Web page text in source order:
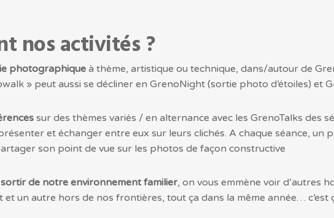
nos activités ?
photographiqueà thème, artistique ou technique, dans/autour de
» peut aussi se décliner en GrenoNight (sortie photo d’étoiles)
sur des thèmes variés / en alternance avec les GrenoTalks des
et échanger entre eux sur leurs clichés. A chaque séance,
son point de vue sur les photos de façon constructive
sortir de notre environnement familier, on vous emmène voir d’autres
un autre hors de nos frontières, tout ça dans la même année… c’est